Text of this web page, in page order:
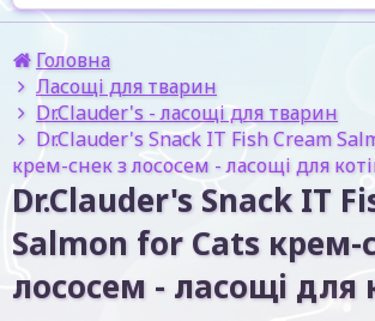
Головна
Ласощі для тварин
Dr.Clauder's - ласощі для тварин
Dr.Clauder's Snack IT Fish Cream
крем-снек з лососем - ласощі для
Dr.Clauder's Snack IT
Salmon for Cats крем-
лососем - ласощі для